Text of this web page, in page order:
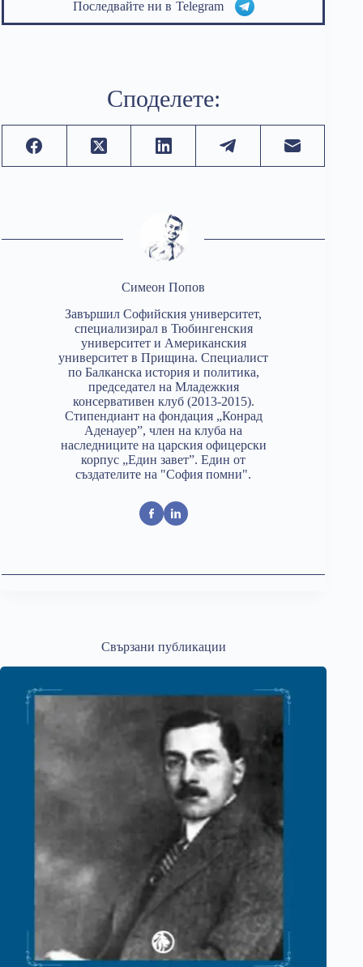
Последвайте ни в Telegram
Споделете:
Симеон Попов
Завършил Софийския университет,
специализирал в Тюбингенския
университет и Американския
университет в Прищина. Специалист
по Балканска история и политика,
председател на Младежкия
консервативен клуб (2013-2015).
Стипендиант на фондация „Конрад
Аденауер”, член на клуба на
наследниците на царския офицерски
корпус „Един завет”. Един от
създателите на "София помни".
Свързани публикации